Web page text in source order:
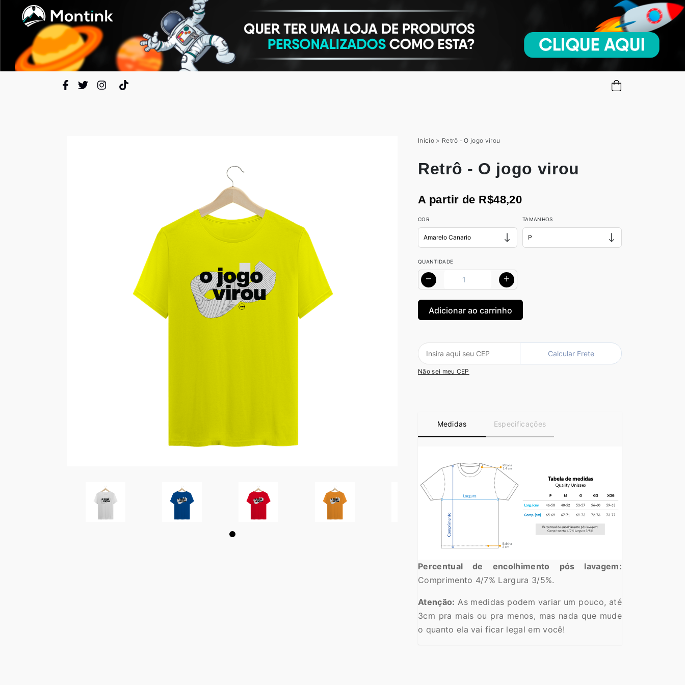
Início > Retrô - O jogo virou
Retrô - O jogo virou
A partir de R$48,20
COR TAMANHOS
QUANTIDADE
Calcular Frete
Não sei meu CEP
Medidas Especificações
Percentual de encolhimento pós lavagem:
Comprimento 4/7% Largura 3/5%.
Atenção: As medidas podem variar um pouco, até
3cm pra mais ou pra menos, mas nada que mude
o quanto ela vai ficar legal em você!